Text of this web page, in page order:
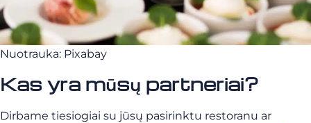
Nuotrauka: Pixabay
Kas yra mūsų partneriai?
Dirbame tiesiogiai su jūsų pasirinktu restoranu ar